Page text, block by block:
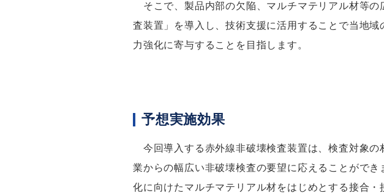
そこで、製品内部の欠陥、マルチマテリアル材等の
査装置」を導入し、技術支援に活用することで当地
力強化に寄与することを目指します。
予想実施効果
今回導入する赤外線非破壊検査装置は、検査対象の
業からの幅広い非破壊検査の要望に応えることがで
化に向けたマルチマテリアル材をはじめとする接合